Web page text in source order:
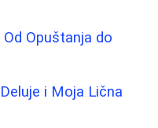
Opuštanja do
i Moja Lična